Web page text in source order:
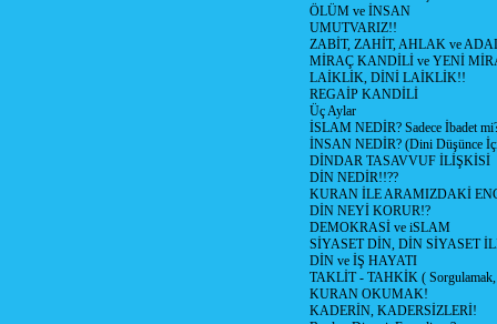
ÖLÜM ve İNSAN
UMUTVARIZ!!
ZABİT, ZAHİT, AHLAK ve
MİRAÇ KANDİLİ ve YENİ
LAİKLİK, DİNİ LAİKLİK!!
REGAİP KANDİLİ
Üç Aylar
İSLAM NEDİR? Sadece İbadet
İNSAN NEDİR? (Dini Düşünce
DİNDAR TASAVVUF İLİŞKİSİ
DİN NEDİR!!??
KURAN İLE ARAMIZDAKİ
DİN NEYİ KORUR!?
DEMOKRASİ ve iSLAM
SİYASET DİN, DİN SİYASET
DİN ve İŞ HAYATI
TAKLİT - TAHKİK ( Sorgulamak,
KURAN OKUMAK!
KADERİN, KADERSİZLERİ!